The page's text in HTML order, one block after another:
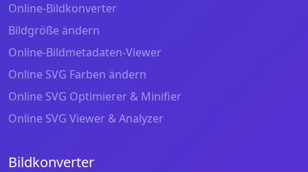
Online-Bildkonverter
Bildgröße ändern
Online-Bildmetadaten-Viewer
Online SVG Farben ändern
Online SVG Optimierer & Minifier
Online SVG Viewer & Analyzer
Bildkonverter